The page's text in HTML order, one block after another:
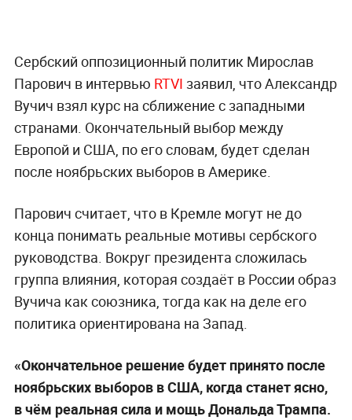
Сербский оппозиционный политик Мирослав
Парович в интервью RTVI заявил, что Александр
Вучич взял курс на сближение с западными
странами. Окончательный выбор между
Европой и США, по его словам, будет сделан
после ноябрьских выборов в Америке.
Парович считает, что в Кремле могут не до
конца понимать реальные мотивы сербского
руководства. Вокруг президента сложилась
группа влияния, которая создаёт в России образ
Вучича как союзника, тогда как на деле его
политика ориентирована на Запад.
«Окончательное решение будет принято после
ноябрьских выборов в США, когда станет ясно,
в чём реальная сила и мощь Дональда Трампа.